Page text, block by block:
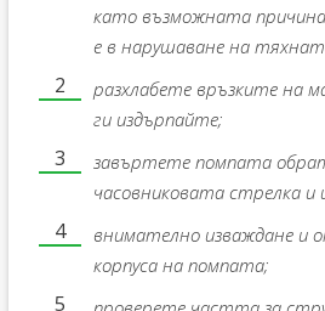
като възможната
е в нарушаване на
разхлабете връзките на
ги издърпайте;
завъртете помпата
часовниковата стрелка и
внимателно изваждане и
корпуса на помпата;